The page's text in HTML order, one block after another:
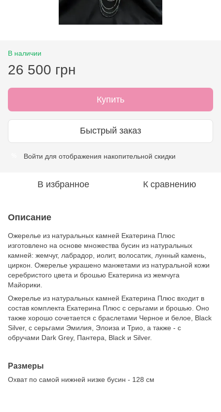
В наличии
26 500 грн
Купить
Быстрый заказ
Войти для отображения накопительной скидки
В избранное К сравнению
Описание
Ожерелье из натуральных камней Екатерина Плюс
изготовлено на основе множества бусин из натуральных
камней: жемчуг, лабрадор, иолит, волосатик, лунный камень,
циркон. Ожерелье украшено манжетами из натуральной кожи
серебристого цвета и брошью Екатерина из жемчуга
Майорики.
Ожерелье из натуральных камней Екатерина Плюс входит в
состав комплекта Екатерина Плюс с серьгами и брошью. Оно
также хорошо сочетается с браслетами Черное и белое, Black
Silver, с серьгами Эмилия, Элоиза и Трио, а также - с
обручами Dark Grey, Пантера, Black и Silver.
Размеры
Охват по самой нижней низке бусин - 128 см